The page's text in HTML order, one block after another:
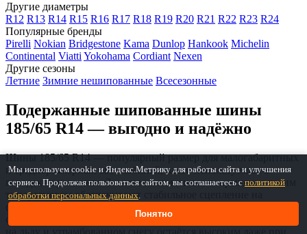
Другие диаметры
R12 R13 R14 R15 R16 R17 R18 R19 R20 R21 R22 R23 R24
Популярные бренды
Pirelli Nokian Bridgestone Kama Dunlop Hankook Michelin
Continental Viatti Yokohama Cordiant Nexen
Другие сезоны
Летние Зимние нешипованные Всесезонные
Подержанные шипованные шины
185/65 R14 — выгодно и надёжно
Шины 185/65 R14 — популярный размер для малогабаритных
и среднеразмерных автомобилей, часто используемых в
городских условиях. Зимние шипованные покрышки с таким
типоразмером обеспечивают стабильное сцепление на
обледенелых дорогах, что особенно важно в условиях
самарских зим. Благодаря использованию шипов, сцепление
Мы используем cookie и Яндекс.Метрику для работы сайта и улучшения
сервиса. Продолжая пользоваться сайтом, вы соглашаетесь с политикой
обработки персональных данных.
Понятно